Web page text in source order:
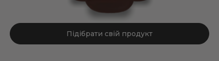
Підібрати свій продукт